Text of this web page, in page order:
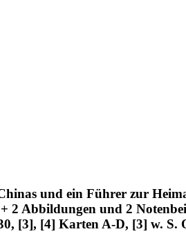
und ein Führer zur
Abbildungen und 2
[3], [4] Karten A-D, [3] w.